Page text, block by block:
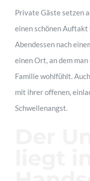
Private Gäste setzen
einen schönen Auftakt
Abendessen nach
einen Ort, an dem
Familie wohlfühlt.
mit ihrer offenen,
Schwellenangst.